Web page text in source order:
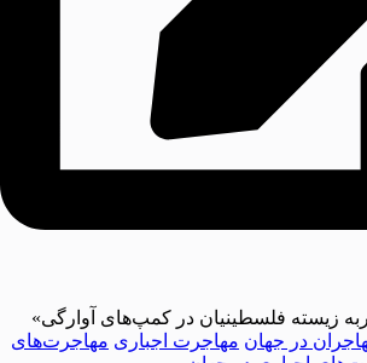
در جهان مهاجرت اجباری مهاجرت‌های